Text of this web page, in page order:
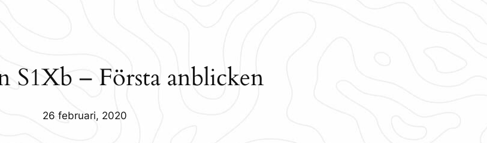
S1Xb – Första anblicken
26 februari, 2020